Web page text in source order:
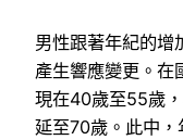
男性跟著年紀的增
產生響應變更。在
現在40歲至55歲
延至70歲。此中